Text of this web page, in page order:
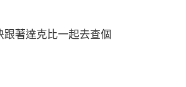
著達克比一起去查個